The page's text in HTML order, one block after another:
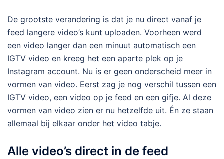
De grootste verandering is dat je nu direct vanaf je
feed langere video’s kunt uploaden. Voorheen werd
een video langer dan een minuut automatisch een
IGTV video en kreeg het een aparte plek op je
Instagram account. Nu is er geen onderscheid meer in
vormen van video. Eerst zag je nog verschil tussen een
IGTV video, een video op je feed en een gifje. Al deze
vormen van video zien er nu hetzelfde uit. Én ze staan
allemaal bij elkaar onder het video tabje.
Alle video’s direct in de feed